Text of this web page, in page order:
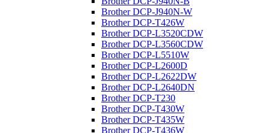
Brother DCP-J940N-W
Brother DCP-T426W
Brother DCP-L3520CDW
Brother DCP-L3560CDW
Brother DCP-L5510W
Brother DCP-L2600D
Brother DCP-L2622DW
Brother DCP-L2640DN
Brother DCP-T230
Brother DCP-T430W
Brother DCP-T435W
Brother DCP-T436W